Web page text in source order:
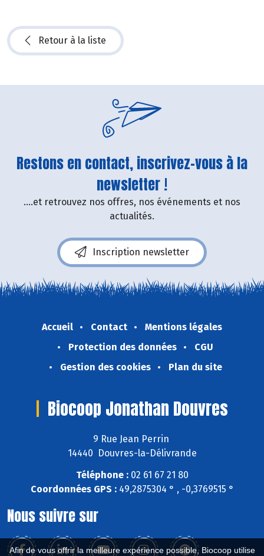
Afin de vous offrir la meilleure expérience possible, Biocoop utilise
Retour à la liste
Restons en contact, inscrivez-vous à la
newsletter !
....et retrouvez nos offres, nos événements et nos
actualités.
Inscription newsletter
Accueil Contact
Mentions légales
Protection des données
CGU
Gestion des cookies
Plan du site
Biocoop Jonathan Douvres
9 Rue Jean Perrin
14440 Douvres-la-Délivrande
Téléphone :02 61 67 21 80
Coordonnées GPS :49,2875304 ° , -0,3769515 °
Nous suivre sur